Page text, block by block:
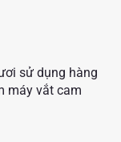
sử dụng hàng
máy vắt cam